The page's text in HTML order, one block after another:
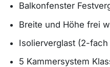
Balkonfenster
Breite und Höhe frei
Isolierverglast (2-
5 Kammersystem